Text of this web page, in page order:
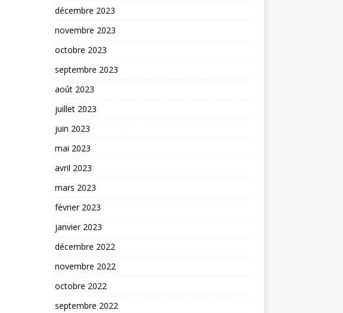
décembre 2023
novembre 2023
octobre 2023
septembre 2023
août 2023
juillet 2023
juin 2023
mai 2023
avril 2023
mars 2023
février 2023
janvier 2023
décembre 2022
novembre 2022
octobre 2022
septembre 2022